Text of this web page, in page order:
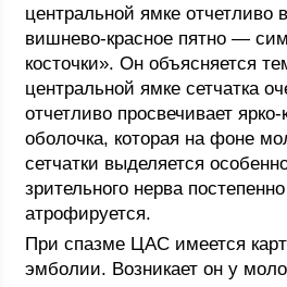
центральной ямке отчетливо
вишнево-красное пятно —
косточки». Он объясняется
центральной ямке сетчатка
отчетливо просвечивает
оболочка, которая на фоне
сетчатки выделяется
зрительного нерва
атрофируется.
При спазме ЦАС имеется
эмболии. Возникает он у